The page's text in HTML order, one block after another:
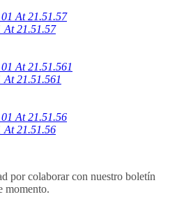
At 21.51.57
At 21.51.561
At 21.51.56
por colaborar con nuestro boletín
momento.